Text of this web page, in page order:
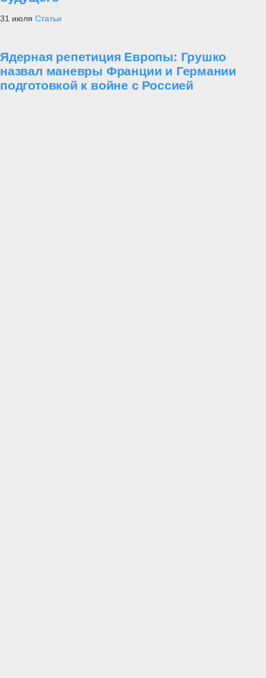
31 июля Статьи
Ядерная репетиция Европы: Грушко
назвал маневры Франции и Германии
подготовкой к войне с Россией